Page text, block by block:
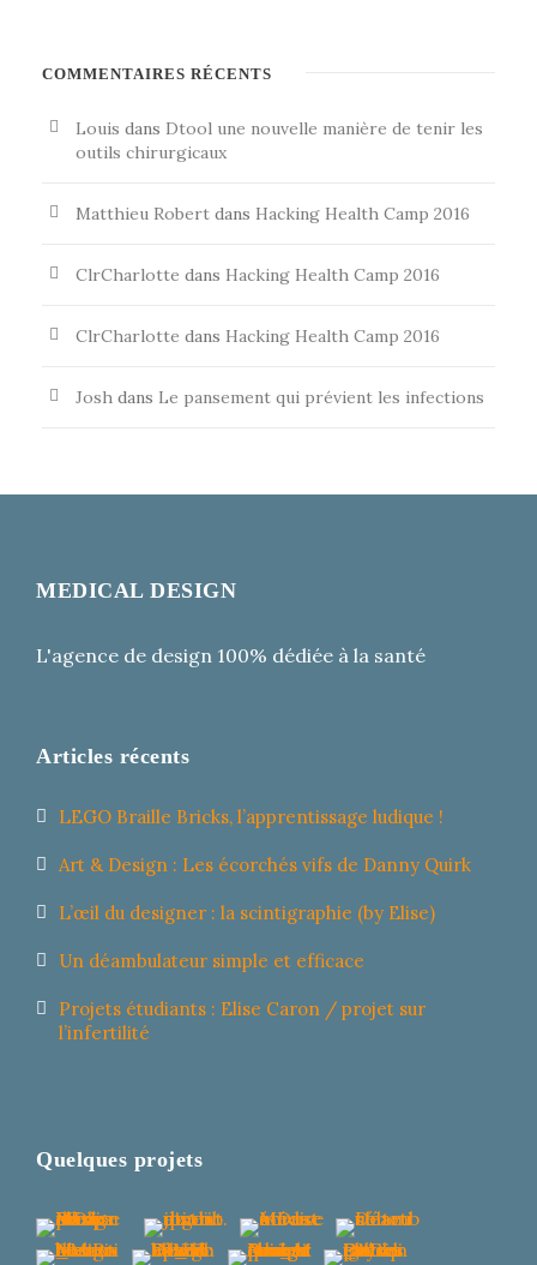
COMMENTAIRES RÉCENTS
Louis dans Dtool une nouvelle manière de tenir les
outils chirurgicaux
Matthieu Robert dans Hacking Health Camp 2016
ClrCharlotte dans Hacking Health Camp 2016
ClrCharlotte dans Hacking Health Camp 2016
Josh dans Le pansement qui prévient les infections
MEDICAL DESIGN
L'agence de design 100% dédiée à la santé
Articles récents
LEGO Braille Bricks, l’apprentissage ludique !
Art & Design : Les écorchés vifs de Danny Quirk
L’œil du designer : la scintigraphie (by Elise)
Un déambulateur simple et efficace
Projets étudiants : Elise Caron / projet sur
l’infertilité
Quelques projets